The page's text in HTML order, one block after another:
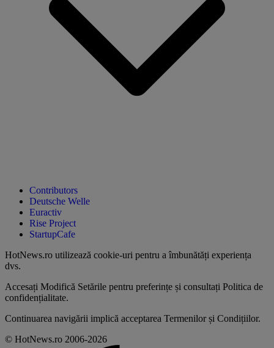
Contributors
Deutsche Welle
Euractiv
Rise Project
StartupCafe
HotNews.ro utilizează cookie-uri pentru a îmbunătăți experiența
dvs.
Accesați Modifică Setările pentru preferințe și consultați Politica de
confidențialitate.
Continuarea navigării implică acceptarea Termenilor și Condițiilor.
© HotNews.ro 2006-2026